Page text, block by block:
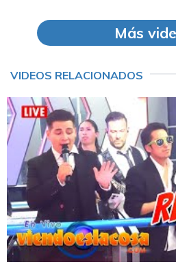
Más
VIDEOS RELACIONADOS